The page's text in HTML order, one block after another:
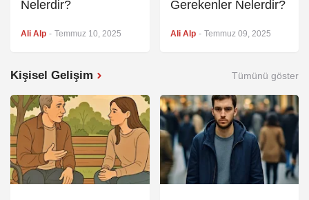
Nelerdir?
Ali Alp - Temmuz 10, 2025
Gerekenler Nelerdir?
Ali Alp - Temmuz 09, 2025
Kişisel Gelişim Tümünü göster